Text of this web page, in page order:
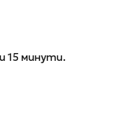
15 минути.